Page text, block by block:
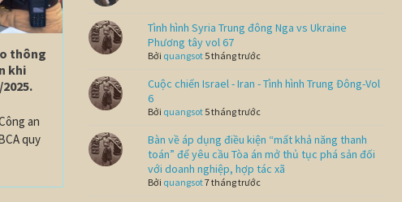
thông
khi
an
quy
Tình hình Syria Trung đông Nga vs Ukraine
Phương tây vol 67
Bởi quangsot 5 tháng trước
Cuộc chiến Israel - Iran - Tình hình Trung Đông-Vol
6
Bởi quangsot 5 tháng trước
Bàn về áp dụng điều kiện “mất khả năng thanh
toán” để yêu cầu Tòa án mở thủ tục phá sản đối
với doanh nghiệp, hợp tác xã
Bởi quangsot7 tháng trước